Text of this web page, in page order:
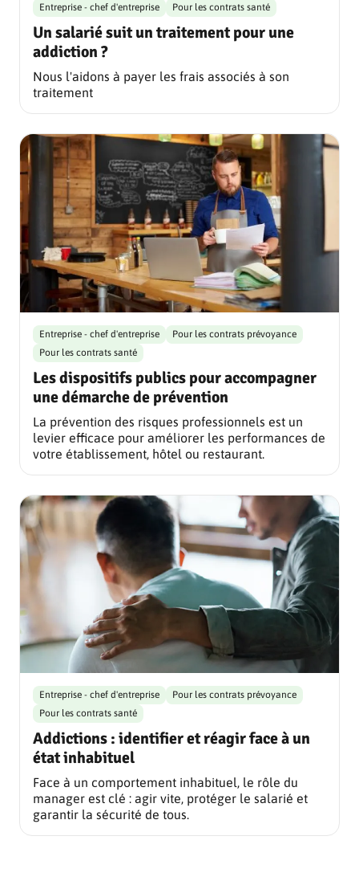
Un salarié suit un traitement pour une
addiction ?
Entreprise - chef d'entreprise Pour les contrats santé
Nous l'aidons à payer les frais associés à son
traitement
Les dispositifs publics pour accompagner
une démarche de prévention
Entreprise - chef d'entreprise
Pour les contrats prévoyance
Pour les contrats santé
La prévention des risques professionnels est un
levier efficace pour améliorer les performances de
votre établissement, hôtel ou restaurant.
Addictions : identifier et réagir face à un
état inhabituel
Entreprise - chef d'entreprise
Pour les contrats prévoyance
Pour les contrats santé
Face à un comportement inhabituel, le rôle du
manager est clé : agir vite, protéger le salarié et
garantir la sécurité de tous.